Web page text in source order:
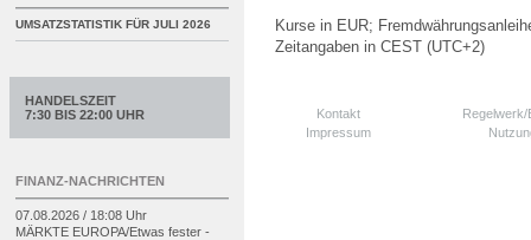
Kurse in EUR;
Zeitangaben in CEST (UTC+2)
Kontakt
Impressum
UMSATZSTATISTIK FÜR JULI 2026
HANDELSZEIT
7:30 BIS 22:00 UHR
FINANZ-NACHRICHTEN
07.08.2026 / 18:08 Uhr
MÄRKTE EUROPA/Etwas fester -